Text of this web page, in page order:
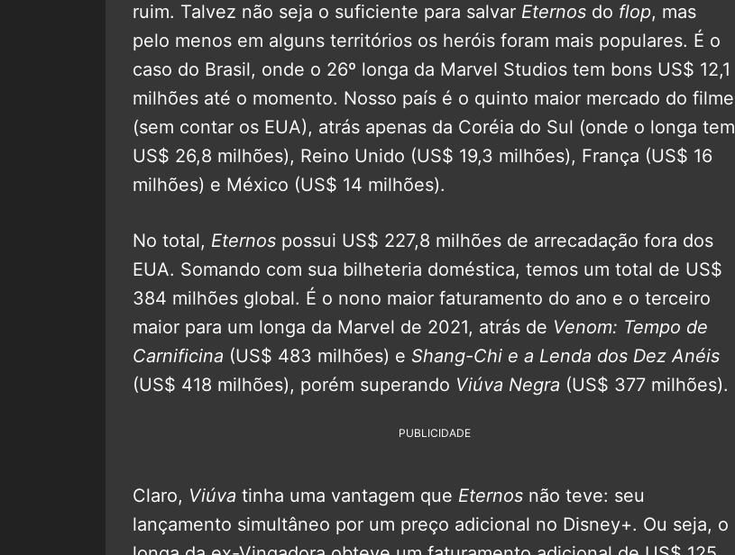
ruim. Talvez não seja o suficiente para salvar Eternos do flop, mas
pelo menos em alguns territórios os heróis foram mais populares. É o
caso do Brasil, onde o 26º longa da Marvel Studios tem bons US$ 12,1
milhões até o momento. Nosso país é o quinto maior mercado do filme
(sem contar os EUA), atrás apenas da Coréia do Sul (onde o longa tem
US$ 26,8 milhões), Reino Unido (US$ 19,3 milhões), França (US$ 16
milhões) e México (US$ 14 milhões).
No total, Eternos possui US$ 227,8 milhões de arrecadação fora dos
EUA. Somando com sua bilheteria doméstica, temos um total de US$
384 milhões global. É o nono maior faturamento do ano e o terceiro
maior para um longa da Marvel de 2021, atrás de Venom: Tempo de
Carnificina (US$ 483 milhões) e Shang-Chi e a Lenda dos Dez Anéis
(US$ 418 milhões), porém superando Viúva Negra (US$ 377 milhões).
PUBLICIDADE
Claro, Viúva tinha uma vantagem que Eternos não teve: seu
lançamento simultâneo por um preço adicional no Disney+. Ou seja, o